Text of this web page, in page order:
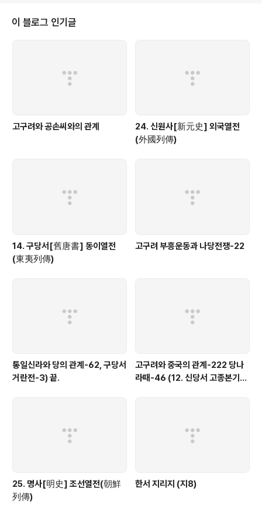
이 블로그 인기글
고구려와 공손씨와의 관계
24. 신원사[新元史] 외국열전
(外國列傳)
14. 구당서[舊唐書] 동이열전
(東夷列傳)
고구려 부흥운동과 나당전쟁-22
통일신라와 당의 관계-62, 구당서
거란전-3) 끝.
고구려와 중국의 관계-222 당나
라때-46 (12. 신당서 고종본기
25. 명사[明史] 조선열전(朝鮮
列傳)
한서 지리지 (지8)